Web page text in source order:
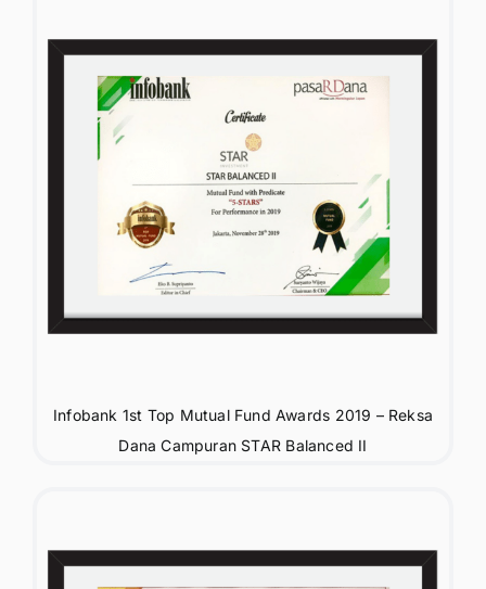
Infobank 1st Top Mutual Fund Awards 2019 – Reksa
Dana Campuran STAR Balanced II